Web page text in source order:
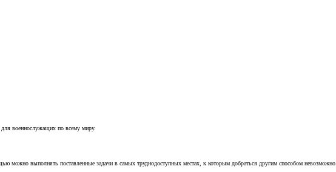
военнослужащих по всему миру.
можно выполнять поставленные задачи в самых труднодоступных местах, к которым добраться другим способом невозможно.